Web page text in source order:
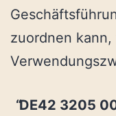
zuordnen
DE42 3205